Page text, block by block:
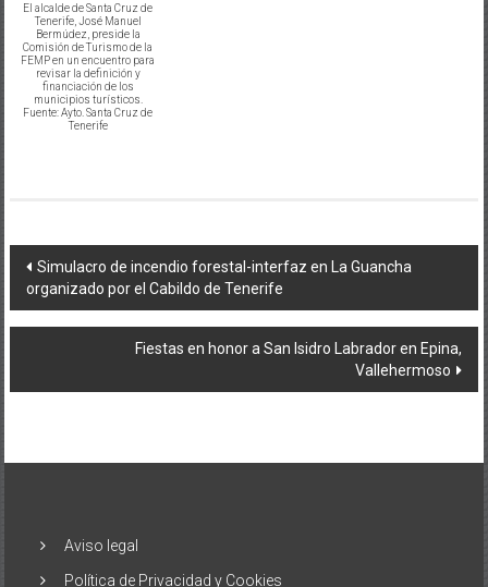
El alcalde de Santa Cruz de
Tenerife, José Manuel
Bermúdez, preside la
Comisión de Turismo de la
FEMP en un encuentro para
revisar la definición y
financiación de los
municipios turísticos.
Fuente: Ayto. Santa Cruz de
Tenerife
Navegación
de
Simulacro de incendio forestal-interfaz en La Guancha
organizado por el Cabildo de Tenerife
Fiestas en honor a San Isidro Labrador en Epina,
Vallehermoso
Aviso legal
Política de Privacidad y Cookies